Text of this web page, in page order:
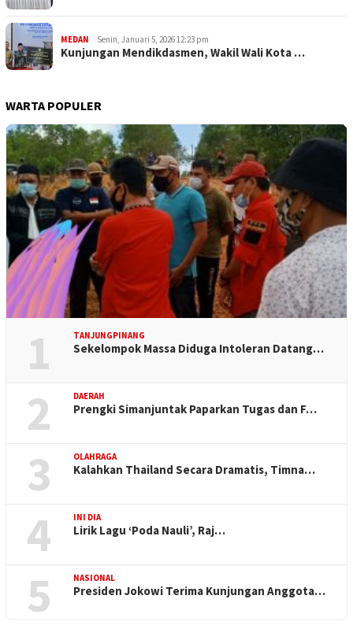
MEDAN Senin, Januari 5, 2026 12:23 pm
Kunjungan Mendikdasmen, Wakil Wali Kota …
WARTA POPULER
1 TANJUNGPINANG
Sekelompok Massa Diduga Intoleran Datang…
2 DAERAH
Prengki Simanjuntak Paparkan Tugas dan F…
3 OLAHRAGA
Kalahkan Thailand Secara Dramatis, Timna…
4 INI DIA
Lirik Lagu ‘Poda Nauli’, Raj…
5 NASIONAL
Presiden Jokowi Terima Kunjungan Anggota…